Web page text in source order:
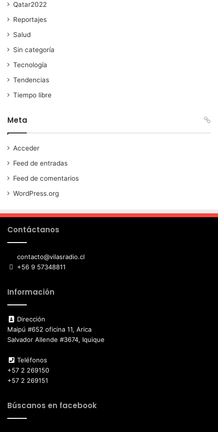
Qatar2022
Reportajes
Salud
Sin categoría
Tecnología
Tendencias
Tiempo libre
Meta
Acceder
Feed de entradas
Feed de comentarios
WordPress.org
Contáctanos
contacto@vilasradio.cl
+56 9 57348811
Información
Dirección
Maipú #652 oficina 11, Arica
Salvador Allende #3674, Iquique
Teléfonos
+57 2 269150
+57 2 269151
Búscanos en facebook